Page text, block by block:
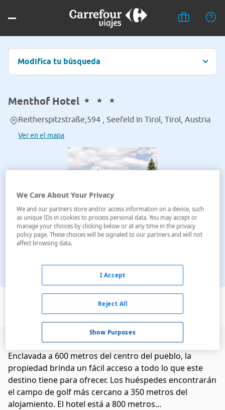
Modifica tu búsqueda
Menthof Hotel
Reitherspitzstraße,594 , Seefeld In Tirol, Tirol, Austria
Ver en el mapa
Este encantador hotel está situado en Seefeld.
Enclavada a 600 metros del centro del pueblo, la
propiedad brinda un fácil acceso a todo lo que este
destino tiene para ofrecer. Los huéspedes encontrarán
el campo de golf más cercano a 350 metros del
alojamiento. El hotel está a 800 metros...
We Care About Your Privacy
We and our partners store and/or access information on a device, such
as unique IDs in cookies to process personal data. You may accept or
manage your choices by clicking below or at any time in the privacy
policy page. These choices will be signaled to our partners and will not
affect browsing data.
Show Purposes
Reject All
I Accept